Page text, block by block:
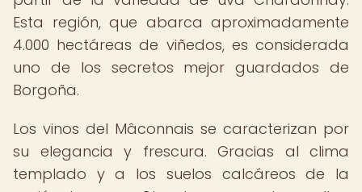
Esta región, que abarca aproximadamente
4.000 hectáreas de viñedos, es considerada
uno de los secretos mejor guardados de
Borgoña.
Los vinos del Mâconnais se caracterizan por
su elegancia y frescura. Gracias al clima
templado y a los suelos calcáreos de la